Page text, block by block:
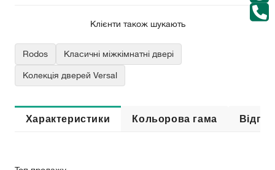
Клієнти також шукають
Rodos Класичні міжкімнатні двері
Колекція дверей Versal
Характеристики Кольорова гама